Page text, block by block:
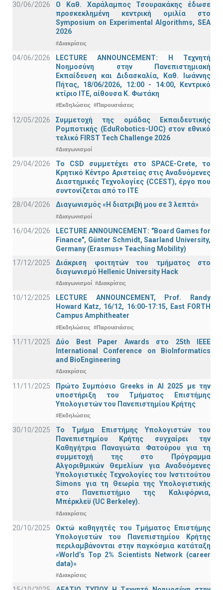
30/06/2026
Ο Καθ. Χαράλαμπος Τσουρακάκης έδωσε
προσκεκλημένη κεντρική ομιλία στο
Symposium on Experimental Algorithms, SEA
2026
#Διακρίσεις
04/06/2026
LECTURE ANNOUNCEMENT: Η Τεχνητή
Νοημοσύνη στην Πανεπιστημιακή
Εκπαίδευση και Διδασκαλία, Καθ. Ιωάννης
Πήτας, 18/06/2026, 12:00 - 14:00, Κεντρικό
κτίριο ΙΤΕ, αίθουσα Κ. Φωτάκη
#Εκδηλώσεις #Παρουσιάσεις
12/05/2026
Συμμετοχή της ομάδας Εκπαιδευτικής
Ρομποτικής (EduRobotics-UOC) στον εθνικό
τελικό FIRST Tech Challenge 2026
#Διαγωνισμοί
29/04/2026
Το CSD συμμετέχει στο SPACE-Crete, το
Κρητικό Κέντρο Αριστείας στις Αναδυόμενες
Διαστημικές Τεχνολογίες (CCEST), έργο που
συντονίζεται από το ΙΤΕ
28/04/2026
Διαγωνισμός «Η διατριβή μου σε 3 λεπτά»
#Διαγωνισμοί
16/04/2026
LECTURE ANNOUNCEMENT: "Board Games for
Finance", Günter Schmidt, Saarland University,
Germany (Erasmus+ Teaching Mobility)
17/12/2025
Διάκριση φοιτητών του τμήματος στο
διαγωνισμό Hellenic University Hack
#Διαγωνισμοί #Διακρίσεις
10/12/2025
LECTURE ANNOUNCEMENT, Prof. Randy
Howard Katz, 16/12, 16:00-17:15, East FORTH
Campus Amphitheater
#Εκδηλώσεις #Παρουσιάσεις
11/11/2025
Δύο Best Paper Awards στο 25th IEEE
International Conference on BioInformatics
and BioEngineering
#Διακρίσεις
11/11/2025
Πρώτο Συμπόσιο Greeks in AI 2025 με την
υποστήριξη του Τμήματος Επιστήμης
Υπολογιστών του Πανεπιστημίου Κρήτης
#Εκδηλώσεις
30/10/2025
Το Τμήμα Επιστήμης Υπολογιστών του
Πανεπιστημίου Κρήτης συγχαίρει την
Καθηγήτρια Παναγιώτα Φατούρου για τη
συμμετοχή της στο Πρόγραμμα
Αλγοριθμικών Θεμελίων για Αναδυόμενες
Υπολογιστικές Τεχνολογίες του Ινστιτούτου
Simons για τη Θεωρία της Υπολογιστικής
στο Πανεπιστήμιο της Καλιφόρνια,
Μπέρκλεϋ (UC Berkeley).
#Διακρίσεις
20/10/2025
Οκτώ καθηγητές του Τμήματος Επιστήμης
Υπολογιστών του Πανεπιστημίου Κρήτης
περιλαμβάνονται στην παγκόσμια κατάταξη
«World’s Top 2% Scientists Network (career
data)»
#Διακρίσεις